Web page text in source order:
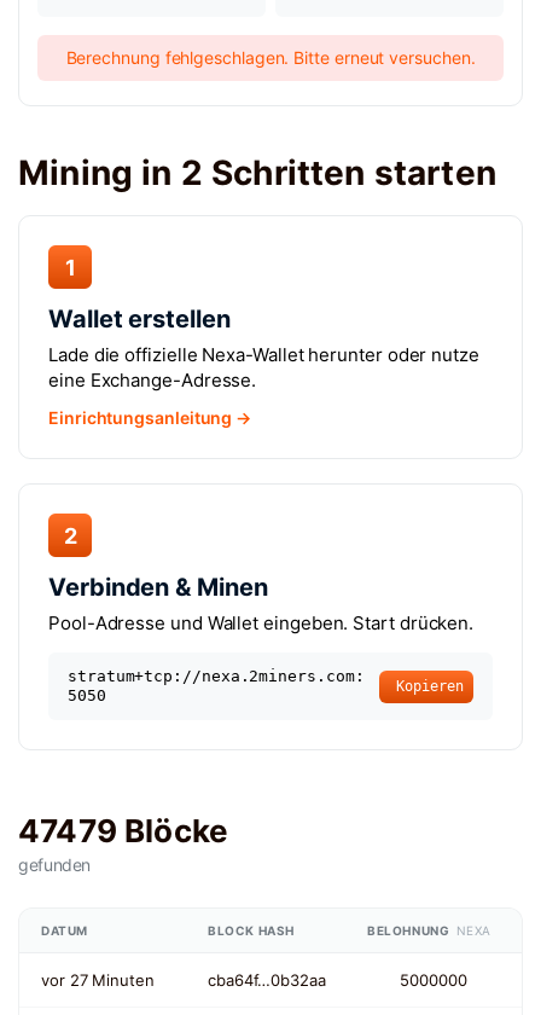
Berechnung fehlgeschlagen. Bitte erneut versuchen.
Mining in 2 Schritten starten
1
Wallet erstellen
Lade die offizielle Nexa-Wallet herunter oder nutze
eine Exchange-Adresse.
Einrichtungsanleitung →
2
Verbinden & Minen
Pool-Adresse und Wallet eingeben. Start drücken.
stratum+tcp://nexa.2miners.com:
5050
Kopieren
47479 Blöcke
gefunden
DATUM BLOCK HASH BELOHNUNG NEXA
vor 27 Minuten cba64f…0b32aa 5000000